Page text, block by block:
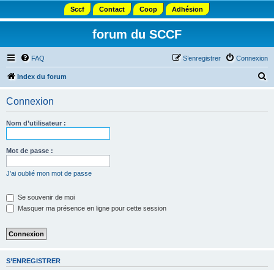
Sccf Contact Coop Adhésion
forum du SCCF
FAQ Connexion
S’enregistrer
Index du forum
Connexion
Nom d’utilisateur :
Mot de passe :
J’ai oublié mon mot de passe
Se souvenir de moi
Masquer ma présence en ligne pour cette session
S’ENREGISTRER